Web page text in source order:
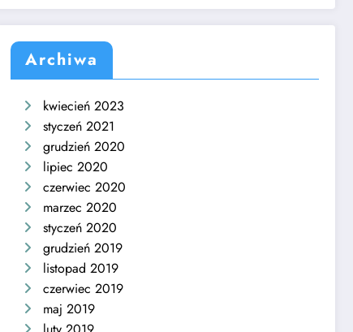
Archiwa
kwiecień 2023
styczeń 2021
grudzień 2020
lipiec 2020
czerwiec 2020
marzec 2020
styczeń 2020
grudzień 2019
listopad 2019
czerwiec 2019
maj 2019